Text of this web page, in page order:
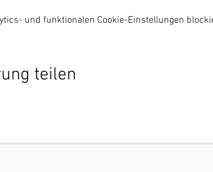
und funktionalen Cookie-Einstellungen
teilen